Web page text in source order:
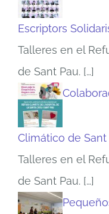
Escriptors
Talleres en el
de Sant Pau. […]
Climático de Sant
Talleres en el
de Sant Pau. […]